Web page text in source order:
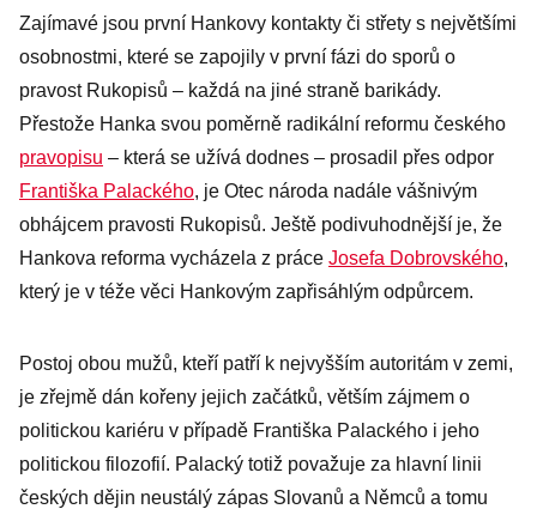
oživí nedávnou
historii
Zajímavé jsou první Hankovy kontakty či střety s největšími
osobnostmi, které se zapojily v první fázi do sporů o
pravost Rukopisů – každá na jiné straně barikády.
Přestože Hanka svou poměrně radikální reformu českého
pravopisu – která se užívá dodnes – prosadil přes odpor
Františka Palackého, je Otec národa nadále vášnivým
obhájcem pravosti Rukopisů. Ještě podivuhodnější je, že
Hankova reforma vycházela z práce Josefa Dobrovského,
který je v téže věci Hankovým zapřisáhlým odpůrcem.
Postoj obou mužů, kteří patří k nejvyšším autoritám v zemi,
je zřejmě dán kořeny jejich začátků, větším zájmem o
politickou kariéru v případě Františka Palackého i jeho
politickou filozofií. Palacký totiž považuje za hlavní linii
českých dějin neustálý zápas Slovanů a Němců a tomu